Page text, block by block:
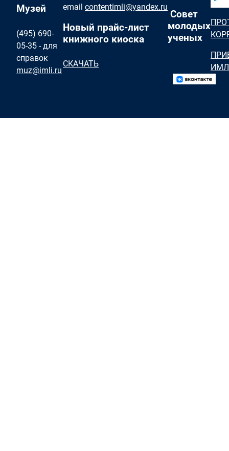
Музей
(495) 690-
05-35 - для
справок
muz@imli.ru
email contentimli@yandex.ru
Новый прайс-лист
книжного киоска
СКАЧАТЬ
Совет
молодых
ученых